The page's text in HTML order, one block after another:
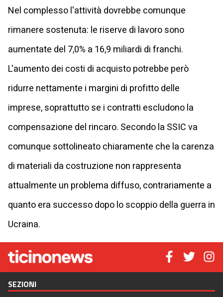
Nel complesso l'attività dovrebbe comunque
rimanere sostenuta: le riserve di lavoro sono
aumentate del 7,0% a 16,9 miliardi di franchi.
L'aumento dei costi di acquisto potrebbe però
ridurre nettamente i margini di profitto delle
imprese, soprattutto se i contratti escludono la
compensazione del rincaro. Secondo la SSIC va
comunque sottolineato chiaramente che la carenza
di materiali da costruzione non rappresenta
attualmente un problema diffuso, contrariamente a
quanto era successo dopo lo scoppio della guerra in
Ucraina.
SEZIONI